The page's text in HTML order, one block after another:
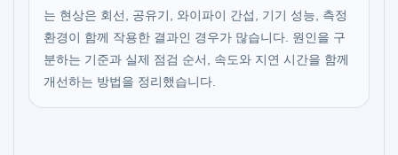
는 현상은 회선, 공유기, 와이파이 간섭, 기기 성능, 측정
환경이 함께 작용한 결과인 경우가 많습니다. 원인을 구
분하는 기준과 실제 점검 순서, 속도와 지연 시간을 함께
개선하는 방법을 정리했습니다.